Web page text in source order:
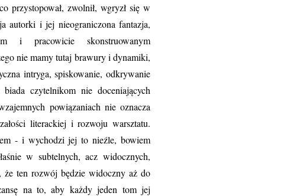
przystopował, zwolnił, wgryzł się w
autorki i jej nieograniczona fantazja,
i pracowicie skonstruowanym
nie mamy tutaj brawury i dynamiki,
intryga, spiskowanie, odkrywanie
czytelnikom nie doceniających
powiązaniach nie oznacza
literackiej i rozwoju warsztatu.
- i wychodzi jej to nieźle, bowiem
w subtelnych, acz widocznych,
że ten rozwój będzie widoczny aż do
na to, aby każdy jeden tom jej